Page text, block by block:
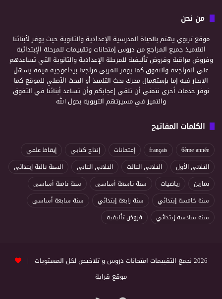
من نحن
موقع تربوي يهتم بالحياة المدرسية الإعدادية والثانوية حيث يوفر لأبنائنا
التلاميذ جميع المراجع من دروس إمتحانات وتقييمات للمرحلة الإبتدائية
وفروض مراقبة وفروض تأليفية للمرحلة الإعدادية والثانوية التي تساعدهم
على المراجعة والتفوق كما يوفر للمربي مراجعا بيداغوجية قيمة يسهل
الابحار فيه إما بإستعمال محرك بحث التلميذ أو البحث الأصلي للموقع كما
نوفر خدمات أخرى نتمنى أن تلقى إعجابكم وأن تساعد أبنائنا في التفوق
والتميز في مسيرتهم التربوية بحول الله
الكلمات المفاتيح
6ème année
français إمتحانات إنتاج كتابي
إيقاظ علمي
الثلاثي الأول
الثلاثي الثالث الثلاثي الثاني
السنة ثالثة إبتدائي
تمارين
رياضيات سنة تاسعة أساسي
سنة ثامنة أساسي
سنة خامسة إبتدائي
سنة رابعة إبتدائي
سنة سابعة أساسي
سنة سادسة إبتدائي
فروض تأليفية
2026 نجمع التقييمات امتحانات دروس و تلاخيص لكل المستويات |
موقع قراية